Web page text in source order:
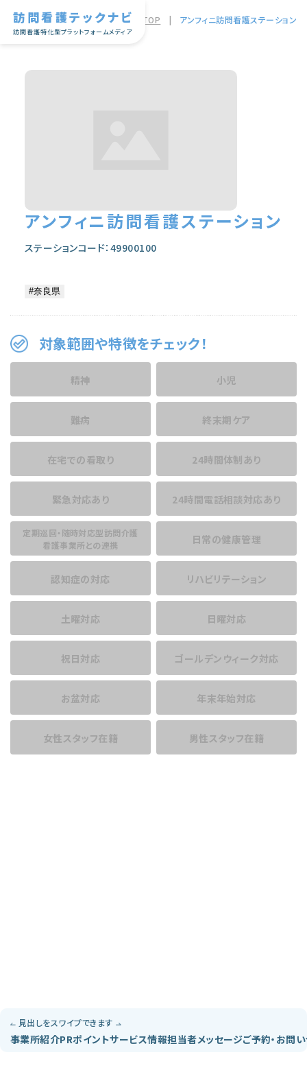
訪問看護テックナビ
訪問看護特化型プラットフォームメディア
TOP | アンフィニ訪問看護ステーション
アンフィニ訪問看護ステーション
ステーションコード：49900100
対象範囲や特徴をチェック！
精神 小児
難病 終末期ケア
在宅での看取り 24時間体制あり
緊急対応あり 24時間電話相談対応あり
定期巡回・随時対応型訪問介護
看護事業所との連携
日常の健康管理
認知症の対応 リハビリテーション
土曜対応 日曜対応
祝日対応 ゴールデンウィーク対応
お盆対応 年末年始対応
女性スタッフ在籍 男性スタッフ在籍
見出しをスワイプできます
事業所紹介PRポイントサービス情報担当者メッセージご予約・お問